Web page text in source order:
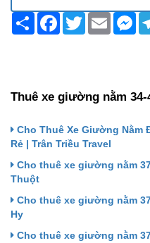
Share Facebook
TwitterEmail
Thuê xe giường nằm
Cho Thuê Xe Giường Nằm
Rẻ | Trân Triều Travel
Cho thuê xe giường nằm
Thuột
Cho thuê xe giường nằm
Hy
Cho thuê xe giường nằm